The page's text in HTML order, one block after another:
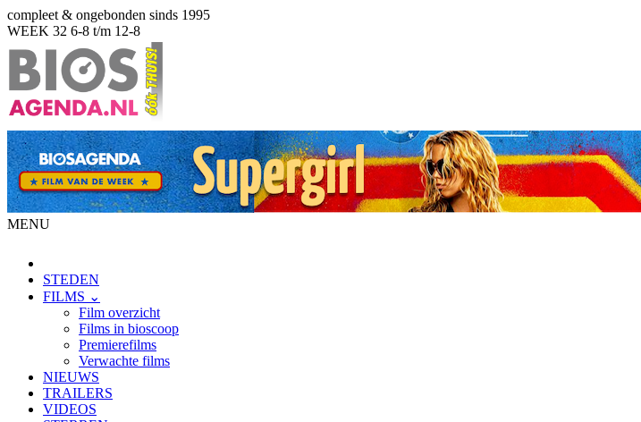
compleet & ongebonden sinds 1995
WEEK 32 6-8 t/m 12-8
MENU
STEDEN
FILMS ⌄
Film overzicht
Films in bioscoop
Premierefilms
Verwachte films
NIEUWS
TRAILERS
VIDEOS